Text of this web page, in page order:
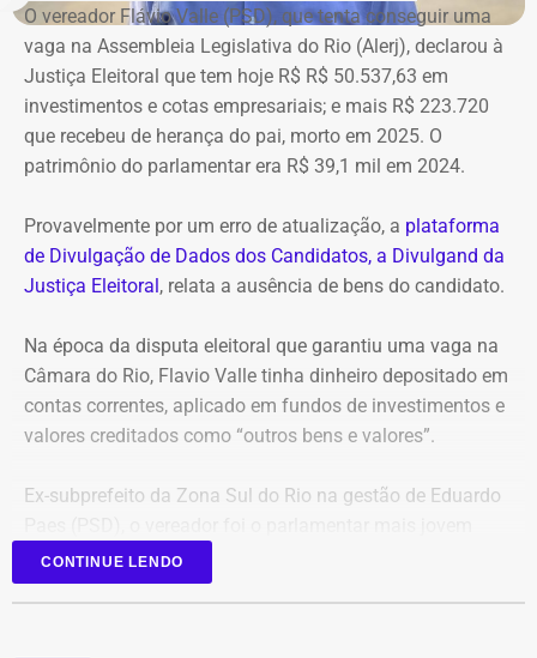
O vereador Flávio Valle (PSD), que tenta conseguir uma
vaga na Assembleia Legislativa do Rio (Alerj), declarou à
Justiça Eleitoral que tem hoje R$ R$ 50.537,63 em
investimentos e cotas empresariais; e mais R$ 223.720
que recebeu de herança do pai, morto em 2025. O
patrimônio do parlamentar era R$ 39,1 mil em 2024.
Provavelmente por um erro de atualização, a plataforma
de Divulgação de Dados dos Candidatos, a Divulgand da
Justiça Eleitoral, relata a ausência de bens do candidato.
Na época da disputa eleitoral que garantiu uma vaga na
Câmara do Rio, Flavio Valle tinha dinheiro depositado em
contas correntes, aplicado em fundos de investimentos e
valores creditados como “outros bens e valores”.
Ex-subprefeito da Zona Sul do Rio na gestão de Eduardo
eleito na última legislatura da Câmara e agora disputa,
pela primeira vez, o cargo de deputado estadual.
CONTINUE LENDO